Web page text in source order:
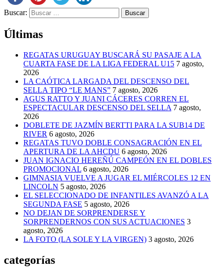
Buscar:
Últimas
REGATAS URUGUAY BUSCARÁ SU PASAJE A LA
CUARTA FASE DE LA LIGA FEDERAL U15 7 agosto,
2026
LA CAÓTICA LARGADA DEL DESCENSO DEL
SELLA TIPO “LE MANS” 7 agosto, 2026
AGUS RATTO Y JUANI CÁCERES CORREN EL
ESPECTACULAR DESCENSO DEL SELLA 7 agosto,
2026
DOBLETE DE JAZMÍN BERTTI PARA LA SUB14 DE
RIVER 6 agosto, 2026
REGATAS TUVO DOBLE CONSAGRACIÓN EN EL
APERTURA DE LA AHCDU 6 agosto, 2026
JUAN IGNACIO HEREÑÚ CAMPEÓN EN EL DOBLES
PROMOCIONAL 6 agosto, 2026
GIMNASIA VUELVE A JUGAR EL MIÉRCOLES 12 EN
LINCOLN 5 agosto, 2026
EL SELECCIONADO DE INFANTILES AVANZÓ A LA
SEGUNDA FASE 5 agosto, 2026
NO DEJAN DE SORPRENDERSE Y
SORPRENDERNOS CON SUS ACTUACIONES 3
agosto, 2026
LA FOTO (LA SOLE Y LA VIRGEN) 3 agosto, 2026
categorías